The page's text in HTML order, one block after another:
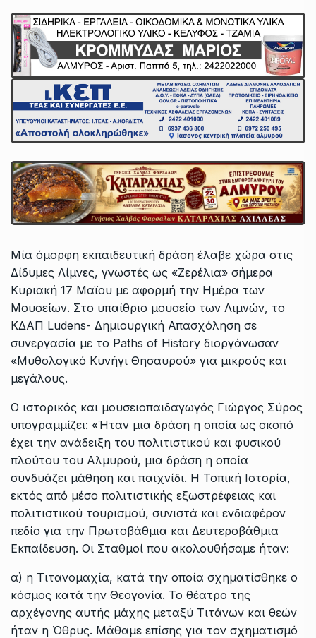
Μία όμορφη εκπαιδευτική δράση έλαβε χώρα στις
Δίδυμες Λίμνες, γνωστές ως «Ζερέλια» σήμερα
Κυριακή 17 Μαϊου με αφορμή την Ημέρα των
Μουσείων. Στο υπαίθριο μουσείο των Λιμνών, το
ΚΔΑΠ Ludens- Δημιουργική Απασχόληση σε
συνεργασία με το Paths of History διοργάνωσαν
«Μυθολογικό Κυνήγι Θησαυρού» για μικρούς και
μεγάλους.
Ο ιστορικός και μουσειοπαιδαγωγός Γιώργος Σύρος
υπογραμμίζει: «Ήταν μια δράση η οποία ως σκοπό
έχει την ανάδειξη του πολιτιστικού και φυσικού
πλούτου του Αλμυρού, μια δράση η οποία
συνδυάζει μάθηση και παιχνίδι. Η Τοπική Ιστορία,
εκτός από μέσο πολιτιστικής εξωστρέφειας και
πολιτιστικού τουρισμού, συνιστά και ενδιαφέρον
πεδίο για την Πρωτοβάθμια και Δευτεροβάθμια
Εκπαίδευση. Οι Σταθμοί που ακολουθήσαμε ήταν:
α) η Τιτανομαχία, κατά την οποία σχηματίσθηκε ο
κόσμος κατά την Θεογονία. Το θέατρο της
αρχέγονης αυτής μάχης μεταξύ Τιτάνων και θεών
ήταν η Όθρυς. Μάθαμε επίσης για τον σχηματισμό